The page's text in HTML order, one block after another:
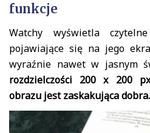
funkcje
Watchy wyświetla
pojawiające się na jego
wyraźnie nawet w jasnym
rozdzielczości 200 x 200
obrazu jest zaskakująca dobra.